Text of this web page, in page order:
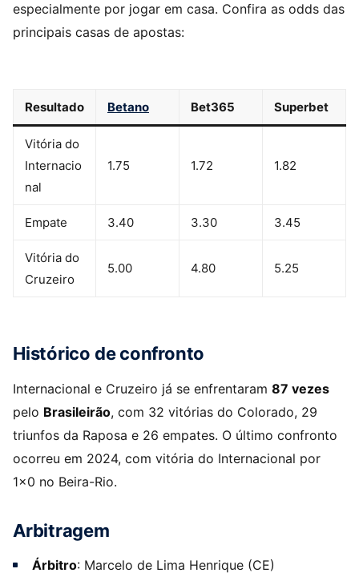
especialmente por jogar em casa. Confira as odds das
principais casas de apostas:
Resultado Betano Bet365 Superbet
Vitória do
Internacio
nal
1.75 1.72 1.82
Empate 3.40 3.30 3.45
Vitória do
Cruzeiro
5.00 4.80 5.25
Histórico de confronto
Internacional e Cruzeiro já se enfrentaram 87 vezes
pelo Brasileirão, com 32 vitórias do Colorado, 29
triunfos da Raposa e 26 empates. O último confronto
ocorreu em 2024, com vitória do Internacional por
1×0 no Beira-Rio.
Arbitragem
Árbitro: Marcelo de Lima Henrique (CE)